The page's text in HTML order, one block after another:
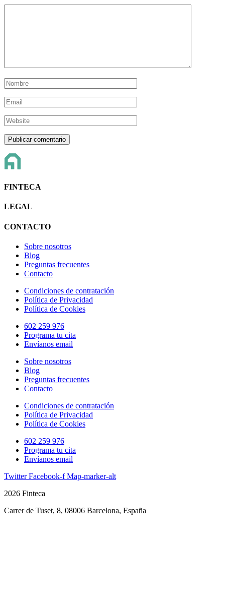
FINTECA
LEGAL
CONTACTO
Sobre nosotros
Blog
Preguntas frecuentes
Contacto
Condiciones de contratación
Política de Privacidad
Política de Cookies
602 259 976
Programa tu cita
Envíanos email
Sobre nosotros
Blog
Preguntas frecuentes
Contacto
Condiciones de contratación
Política de Privacidad
Política de Cookies
602 259 976
Programa tu cita
Envíanos email
Twitter Facebook-f Map-marker-alt
2026 Finteca
Carrer de Tuset, 8, 08006 Barcelona, España